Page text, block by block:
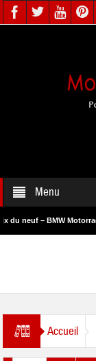
Menu
BMW Motorrad 2024
Accueil